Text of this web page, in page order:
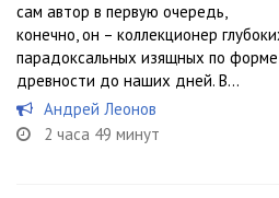
сам автор в первую очередь,
конечно, он – коллекционер
парадоксальных изящных по
древности до наших дней. В...
Андрей Леонов
2 часа 49 минут